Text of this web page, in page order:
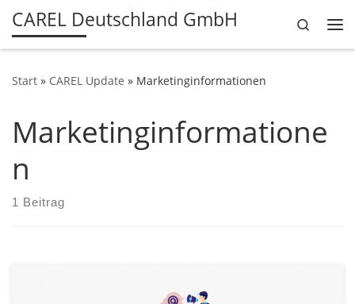
Zum Inhalt springen
CAREL Deutschland GmbH
Search
Start » CAREL Update » Marketinginformationen
Marketinginformatione
n
1 Beitrag